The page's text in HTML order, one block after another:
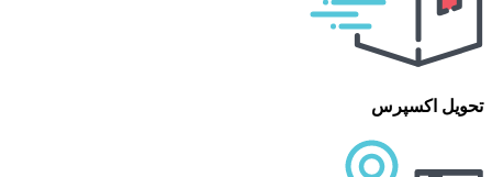
تحویل اکسپرس